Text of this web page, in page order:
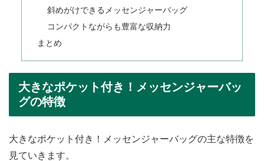
斜めがけできるメッセンジャーバッグ
コンパクトながらも豊富な収納力
まとめ
大きなポケット付き！メッセンジャーバッ
グの特徴
大きなポケット付き！メッセンジャーバッグの主な特徴を
見ていきます。